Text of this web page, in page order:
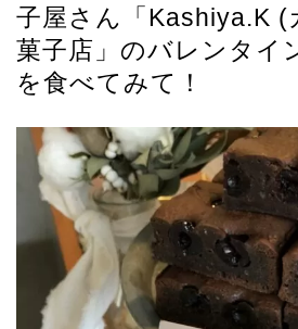
子屋さん「Kashiya.K (
菓子店」のバレンタイ
を食べてみて！